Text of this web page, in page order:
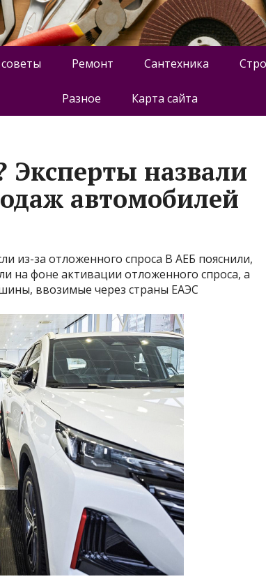
Ремонт Сантехника
Разное Карта сайта
Эксперты назвали
автомобилей
из-за отложенного спроса В АЕБ пояснили,
на фоне активации отложенного спроса, а
ввозимые через страны ЕАЭС